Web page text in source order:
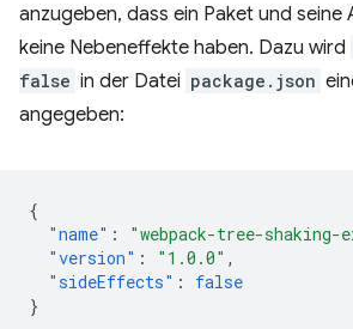
anzugeben, dass ein Paket und seine
keine Nebeneffekte haben. Dazu wird
false in der Datei package.json
angegeben:
{
"name" : "webpack-tree-shaking-
"version" : "1.0.0" ,
"sideEffects" :
false
}